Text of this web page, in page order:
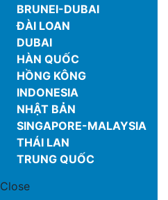
BRUNEI-DUBAI
ĐÀI LOAN
DUBAI
HÀN QUỐC
HỒNG KÔNG
INDONESIA
NHẬT BẢN
SINGAPORE-MALAYSIA
THÁI LAN
TRUNG QUỐC
Close